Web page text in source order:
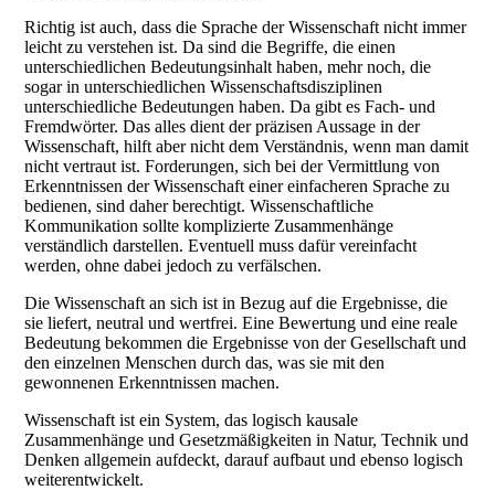
Richtig ist auch, dass die Sprache der Wissenschaft nicht immer
leicht zu verstehen ist. Da sind die Begriffe, die einen
unterschiedlichen Bedeutungsinhalt haben, mehr noch, die
sogar in unterschiedlichen Wissenschaftsdisziplinen
unterschiedliche Bedeutungen haben. Da gibt es Fach- und
Fremdwörter. Das alles dient der präzisen Aussage in der
Wissenschaft, hilft aber nicht dem Verständnis, wenn man damit
nicht vertraut ist. Forderungen, sich bei der Vermittlung von
Erkenntnissen der Wissenschaft einer einfacheren Sprache zu
bedienen, sind daher berechtigt. Wissenschaftliche
Kommunikation sollte komplizierte Zusammenhänge
verständlich darstellen. Eventuell muss dafür vereinfacht
werden, ohne dabei jedoch zu verfälschen.
Die Wissenschaft an sich ist in Bezug auf die Ergebnisse, die
sie liefert, neutral und wertfrei. Eine Bewertung und eine reale
Bedeutung bekommen die Ergebnisse von der Gesellschaft und
den einzelnen Menschen durch das, was sie mit den
gewonnenen Erkenntnissen machen.
Wissenschaft ist ein System, das logisch kausale
Zusammenhänge und Gesetzmäßigkeiten in Natur, Technik und
Denken allgemein aufdeckt, darauf aufbaut und ebenso logisch
weiterentwickelt.